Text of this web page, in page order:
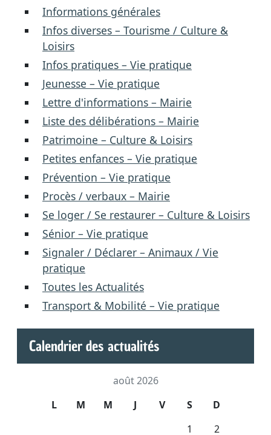
Informations générales
Infos diverses – Tourisme / Culture &
Loisirs
Infos pratiques – Vie pratique
Jeunesse – Vie pratique
Lettre d'informations – Mairie
Liste des délibérations – Mairie
Patrimoine – Culture & Loisirs
Petites enfances – Vie pratique
Prévention – Vie pratique
Procès / verbaux – Mairie
Se loger / Se restaurer – Culture & Loisirs
Sénior – Vie pratique
Signaler / Déclarer – Animaux / Vie
pratique
Toutes les Actualités
Transport & Mobilité – Vie pratique
Calendrier des actualités
août 2026
L
M M J V S
D
1
2